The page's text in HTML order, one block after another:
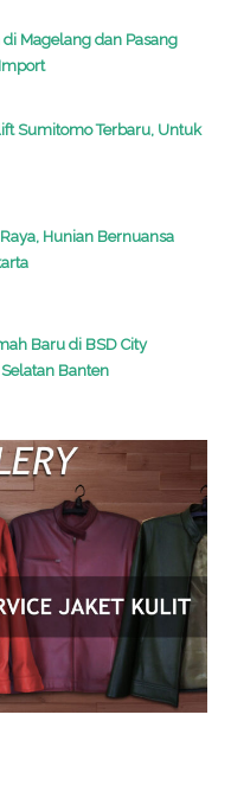
Magelang dan Pasang
Sumitomo Terbaru, Untuk
Hunian Bernuansa
Baru di BSD City
Banten